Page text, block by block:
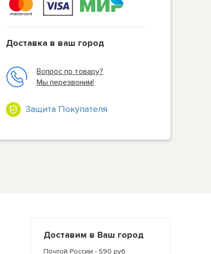
Доставка в ваш город
Вопрос по товару?
Мы перезвоним!
Защита Покупателя
Доставим в Ваш город
Почтой России - 590 руб